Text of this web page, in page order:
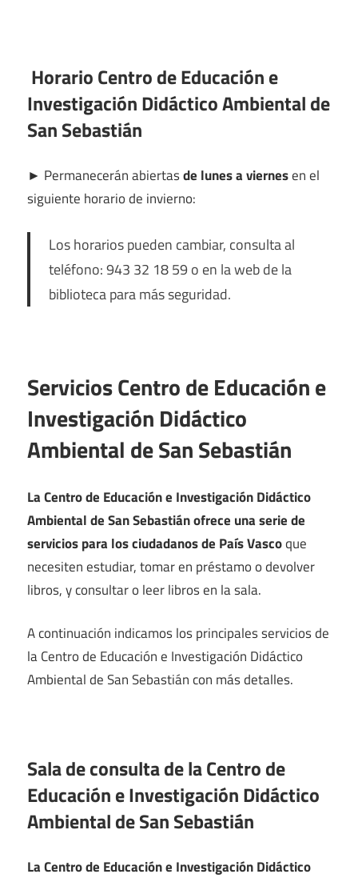
Horario Centro de Educación e
Investigación Didáctico Ambiental de
San Sebastián
► Permanecerán abiertasde lunes a viernesen el
siguiente horario de invierno:
Los horarios pueden cambiar, consulta al
teléfono: 943 32 18 59 o en la web de la
biblioteca para más seguridad.
Servicios Centro de Educación e
Investigación Didáctico
Ambiental de San Sebastián
La Centro de Educación e Investigación Didáctico
Ambiental de San Sebastián ofrece una serie de
servicios para los ciudadanos de País Vascoque
necesiten estudiar, tomar en préstamo o devolver
libros, y consultar o leer libros en la sala.
A continuación indicamos los principales servicios de
la Centro de Educación e Investigación Didáctico
Ambiental de San Sebastián con más detalles.
Sala de consulta de la Centro de
Educación e Investigación Didáctico
Ambiental de San Sebastián
La Centro de Educación e Investigación Didáctico